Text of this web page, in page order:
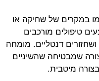
במקרים של שחיקה או
טיפולים מורכבים
דנטליים. מומחה
שמבטיחה שהשיניים
מיטבית.